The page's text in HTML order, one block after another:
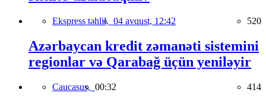
Ekspress təhlil, 04 avqust, 12:42 520
Azərbaycan kredit zəmanəti sistemini
regionlar və Qarabağ üçün yeniləyir
Caucasus, 00:32 414